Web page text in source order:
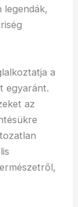
legendák,
a
egyaránt.
az